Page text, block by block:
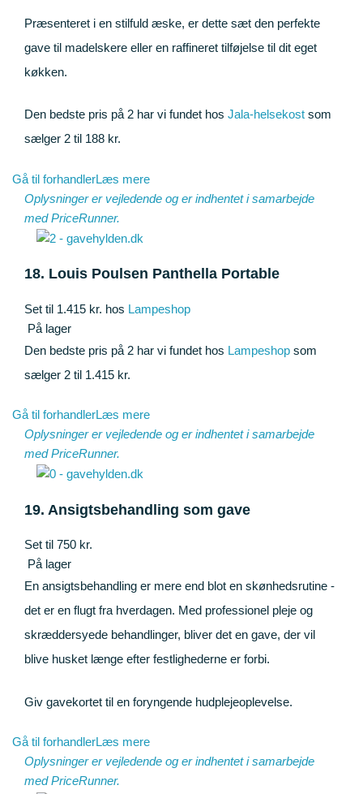
Præsenteret i en stilfuld æske, er dette sæt den perfekte
gave til madelskere eller en raffineret tilføjelse til dit eget
køkken.
Den bedste pris på 2 har vi fundet hos Jala-helsekost som
sælger 2 til 188 kr.
Gå til forhandlerLæs mere
Oplysninger er vejledende og er indhentet i samarbejde
medPriceRunner.
18. Louis Poulsen Panthella Portable
Set til 1.415 kr. hos Lampeshop
På lager
Den bedste pris på 2 har vi fundet hos Lampeshop som
sælger 2 til 1.415 kr.
Gå til forhandlerLæs mere
Oplysninger er vejledende og er indhentet i samarbejde
medPriceRunner.
19. Ansigtsbehandling som gave
Set til 750 kr.
På lager
En ansigtsbehandling er mere end blot en skønhedsrutine -
det er en flugt fra hverdagen. Med professionel pleje og
skræddersyede behandlinger, bliver det en gave, der vil
blive husket længe efter festlighederne er forbi.
Giv gavekortet til en foryngende hudplejeoplevelse.
Gå til forhandlerLæs mere
Oplysninger er vejledende og er indhentet i samarbejde
medPriceRunner.